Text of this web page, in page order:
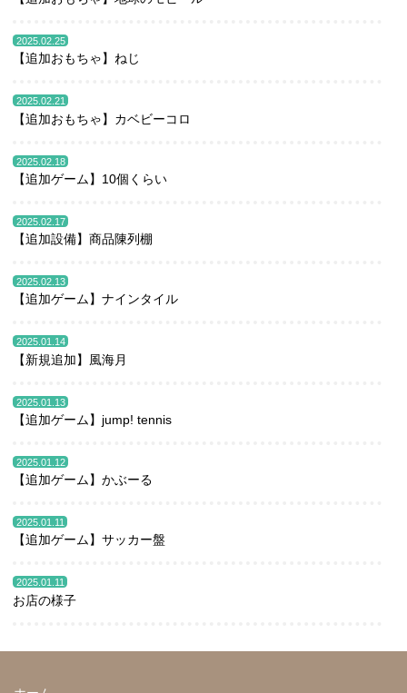
2025.02.25
【追加おもちゃ】ねじ
2025.02.21
【追加おもちゃ】カベビーコロ
2025.02.18
【追加ゲーム】10個くらい
2025.02.17
【追加設備】商品陳列棚
2025.02.13
【追加ゲーム】ナインタイル
2025.01.14
【新規追加】風海月
2025.01.13
【追加ゲーム】jump! tennis
2025.01.12
【追加ゲーム】かぶーる
2025.01.11
【追加ゲーム】サッカー盤
2025.01.11
お店の様子